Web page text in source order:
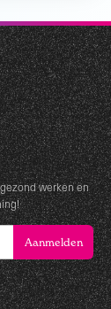
werken en